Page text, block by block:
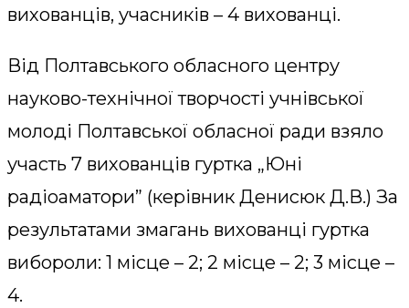
вихованців, учасників – 4 вихованці.
Від Полтавського обласного центру
науково-технічної творчості учнівської
молоді Полтавської обласної ради взяло
участь 7 вихованців гуртка „Юні
радіоаматори” (керівник Денисюк Д.В.) За
результатами змагань вихованці гуртка
вибороли: 1 місце – 2; 2 місце – 2; 3 місце –
4.